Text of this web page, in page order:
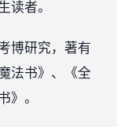
读者。
博研究，著有
法书》、《全
》。